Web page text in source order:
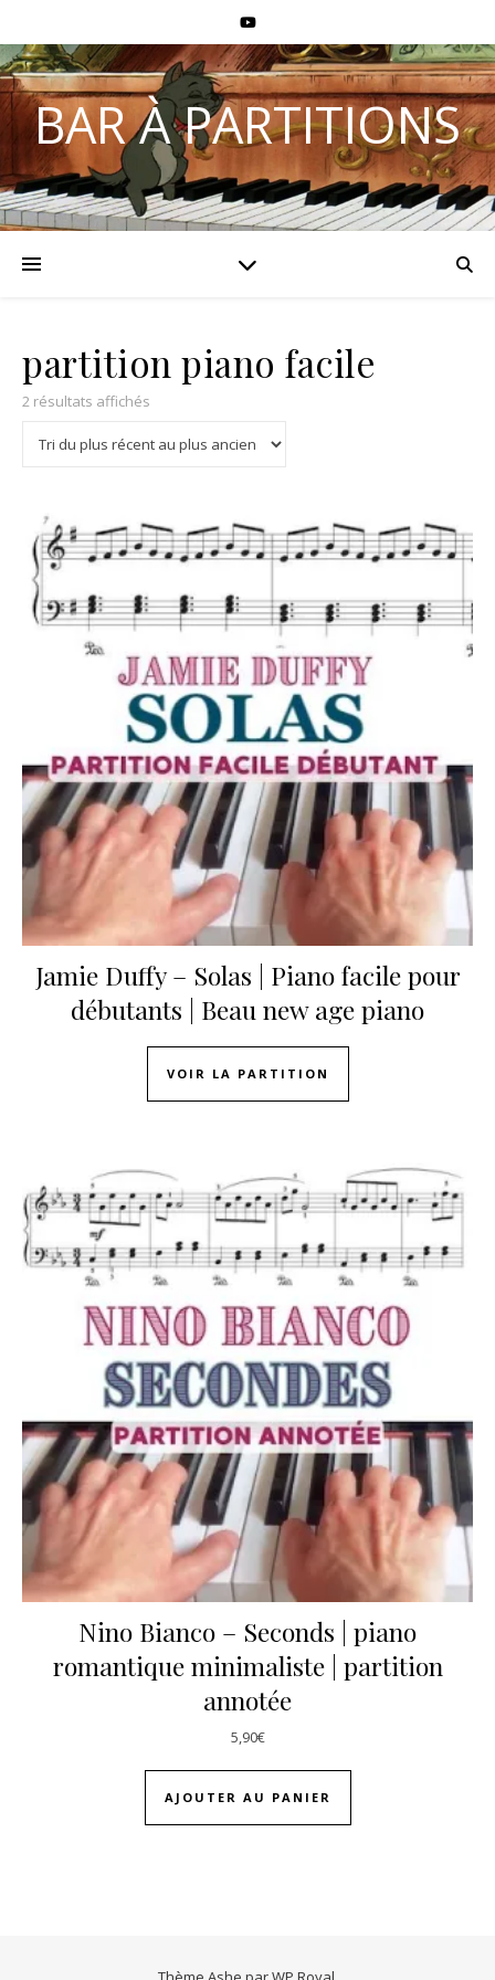
BAR À PARTITIONS
partition piano facile
2 résultats affichés
Jamie Duffy – Solas | Piano facile pour
débutants | Beau new age piano
VOIR LA PARTITION
Nino Bianco – Seconds | piano
romantique minimaliste | partition
annotée
5,90€
AJOUTER AU PANIER